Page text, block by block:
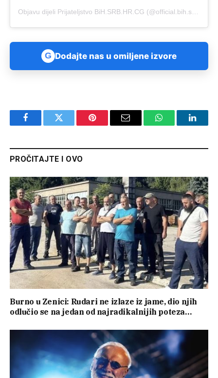
G Dodajte nas u omiljene izvore
FacebookTwitter Pinterest Email WhatsApp
PROČITAJTE I OVO
Burno u Zenici: Rudari ne izlaze iz jame, dio njih
odlučio se na jedan od najradikalnijih poteza…